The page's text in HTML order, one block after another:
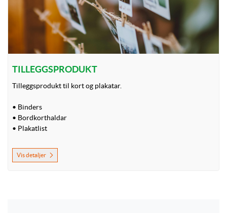
TILLEGGSPRODUKT
Tilleggsprodukt til kort og plakatar.
• Binders
• Bordkorthaldar
• Plakatlist
Vis detaljer